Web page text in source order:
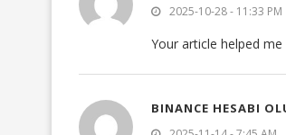
2025-10-28 - 11:33 PM
Your article helped
BINANCE HESABI